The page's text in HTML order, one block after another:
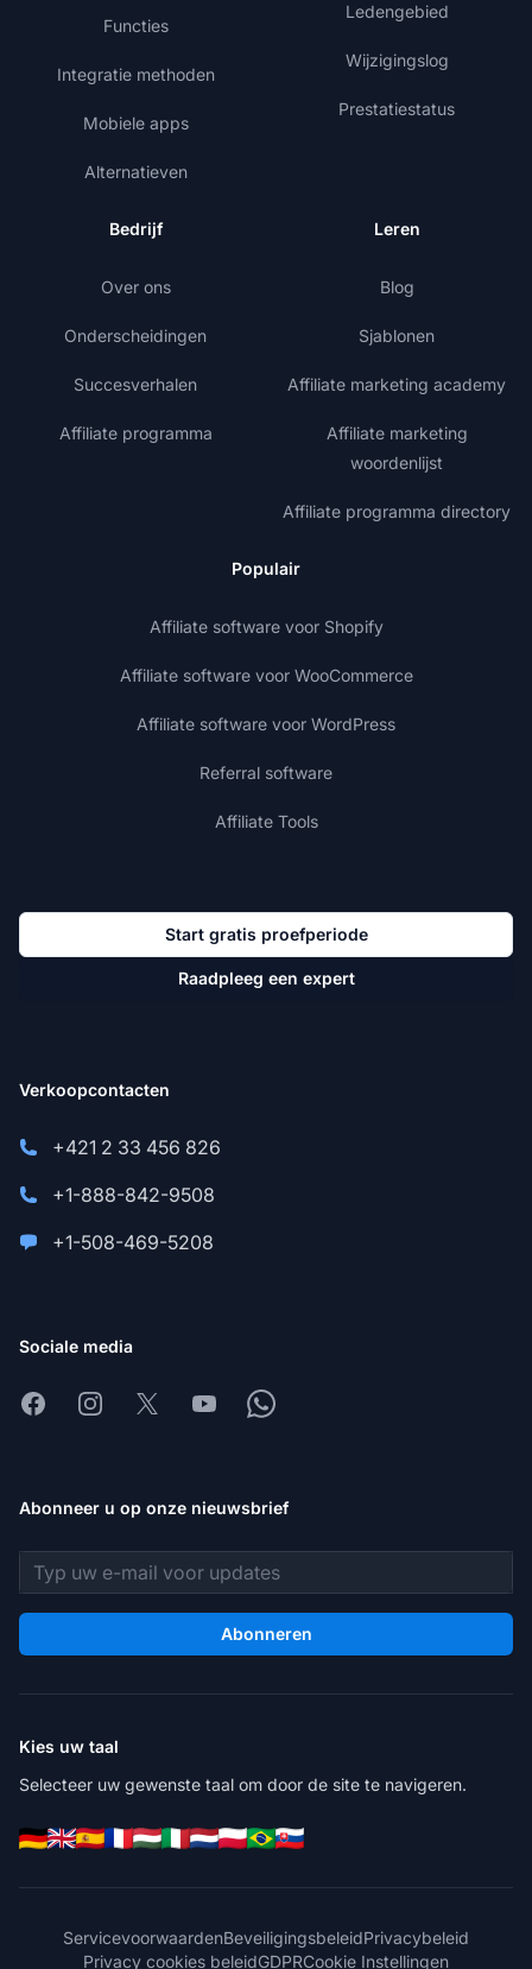
Functies
Integratie methoden
Mobiele apps
Alternatieven
Ledengebied
Wijzigingslog
Prestatiestatus
Bedrijf
Over ons
Onderscheidingen
Succesverhalen
Affiliate programma
Leren
Blog
Sjablonen
Affiliate marketing academy
Affiliate marketing
woordenlijst
Affiliate programma directory
Populair
Affiliate software voor Shopify
Affiliate software voor WooCommerce
Affiliate software voor WordPress
Referral software
Affiliate Tools
Start gratis proefperiode
Raadpleeg een expert
Verkoopcontacten
+421 2 33 456 826
+1-888-842-9508
+1-508-469-5208
Sociale media
FacebookInstagram
X YoutubeWhatsapp
Abonneer u op onze nieuwsbrief
E-mailadres
Abonneren
Kies uw taal
Selecteer uw gewenste taal om door de site te navigeren.
ServicevoorwaardenBeveiligingsbeleidPrivacybeleid
Privacy cookies beleidGDPRCookie Instellingen